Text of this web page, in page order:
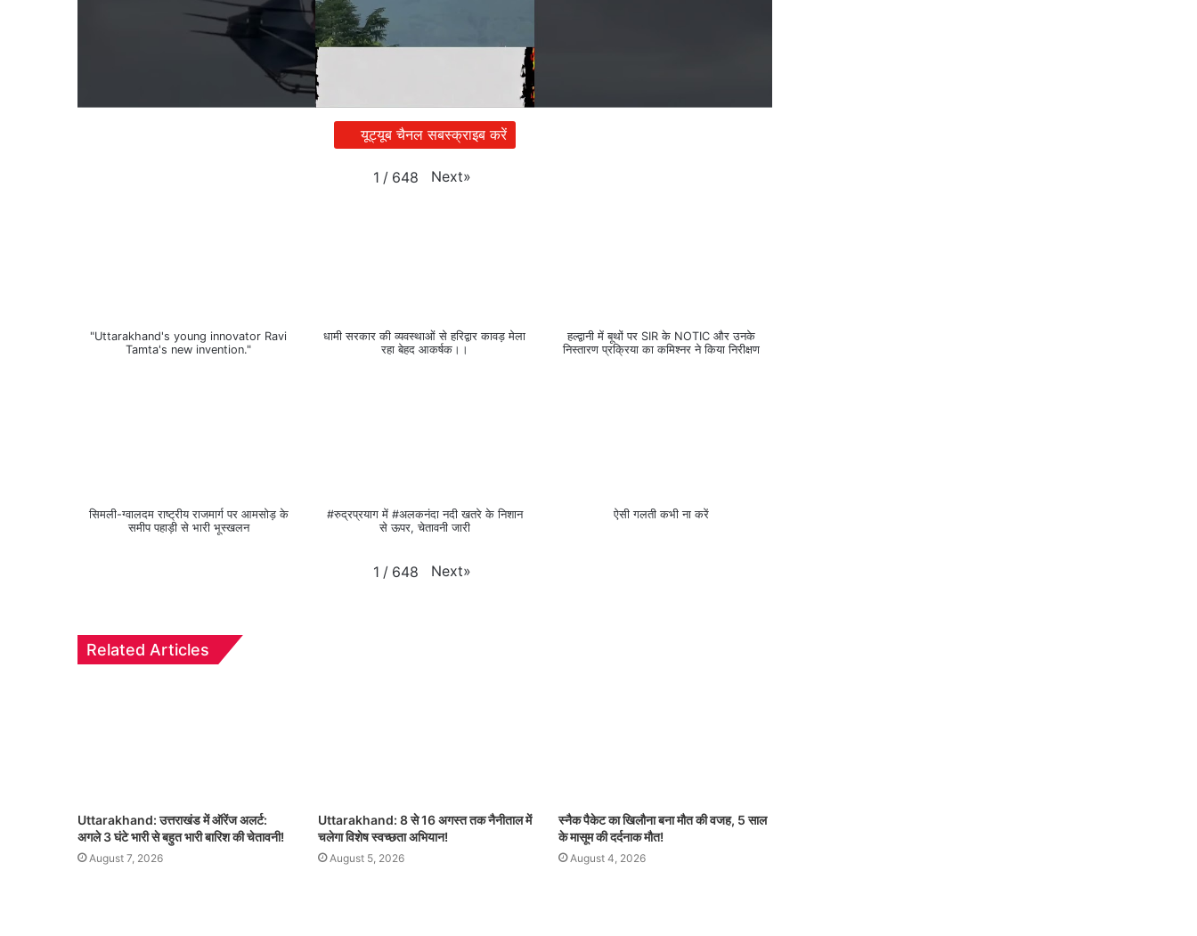
यूट्यूब चैनल सबस्क्राइब करें
1 / 648 Next»
"Uttarakhand's young innovator Ravi
Tamta's new invention."
धामी सरकार की व्यवस्थाओं से हरिद्वार कावड़ मेला
रहा बेहद आकर्षक।।
हल्द्वानी में बूथों पर SIR के NOTIC और उनके
निस्तारण प्रक्रिया का कमिश्नर ने किया निरीक्षण
सिमली-ग्वालदम राष्ट्रीय राजमार्ग पर आमसोड़ के
समीप पहाड़ी से भारी भूस्खलन
#रुद्रप्रयाग में #अलकनंदा नदी खतरे के निशान
से ऊपर, चेतावनी जारी
ऐसी गलती कभी ना करें
1 / 648 Next»
Related Articles
Uttarakhand: उत्तराखंड में ऑरेंज अलर्ट:
अगले 3 घंटे भारी से बहुत भारी बारिश की चेतावनी!
August 7, 2026
Uttarakhand: 8 से 16 अगस्त तक नैनीताल में
चलेगा विशेष स्वच्छता अभियान!
August 5, 2026
स्नैक पैकेट का खिलौना बना मौत की वजह, 5 साल
के मासूम की दर्दनाक मौत!
August 4, 2026